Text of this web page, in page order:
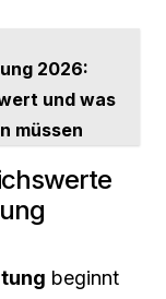
2026:
und was
müssen
beginnt